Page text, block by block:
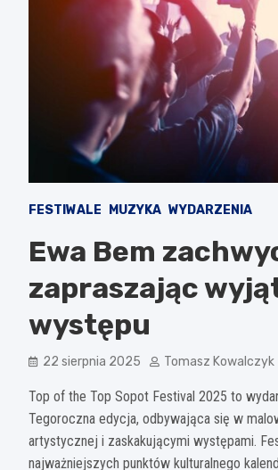
FESTIWALE MUZYKA WYDARZENIA
Ewa Bem
zapraszając
występu
22 sierpnia 2025 Tomasz Kowalczyk
Top of the Top Sopot Festival 2025 to
Tegoroczna edycja, odbywająca się w
artystycznej i zaskakującymi występami.
najważniejszych punktów kulturalnego